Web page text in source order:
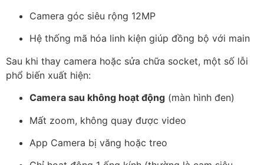
Camera góc siêu rộng 12MP
Hệ thống mã hóa linh kiện giúp đồng bộ với main
Sau khi thay camera hoặc sửa chữa socket, một số lỗi
phổ biến xuất hiện:
Camera sau không hoạt động (màn hình đen)
Mất zoom, không quay được video
App Camera bị văng hoặc treo